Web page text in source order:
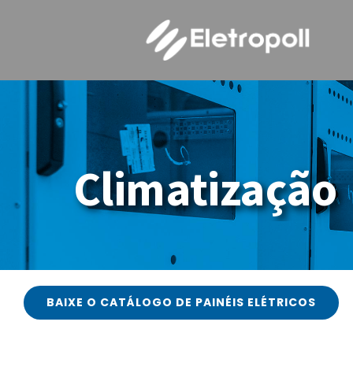
ELETROPOLL BANDEJAMENTOS
ELETROPOLL PAINÉIS ELÉTRICOS
Climatização
Fale conosco
BAIXE O CATÁLOGO DE PAINÉIS ELÉTRICOS